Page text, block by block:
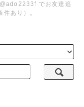
でお友達追
あり）。